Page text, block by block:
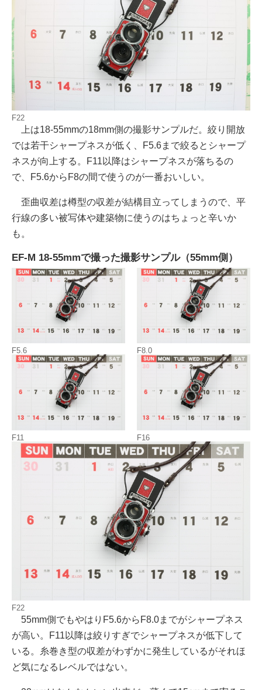
F22
上は18-55mmの18mm側の撮影サンプルだ。絞り開放
では若干シャープネスが低く、F5.6まで絞るとシャープ
ネスが向上する。F11以降はシャープネスが落ちるの
で、F5.6からF8の間で使うのが一番おいしい。
歪曲収差は樽型の収差が結構目立ってしまうので、平
行線の多い被写体や建築物に使うのはちょっと辛いか
も。
EF-M 18-55mmで撮った撮影サンプル（55mm側）
F5.6 F8.0
F11 F16
F22
55mm側でもやはりF5.6からF8.0までがシャープネス
が高い。F11以降は絞りすぎでシャープネスが低下して
いる。糸巻き型の収差がわずかに発生しているがそれほ
ど気になるレベルではない。